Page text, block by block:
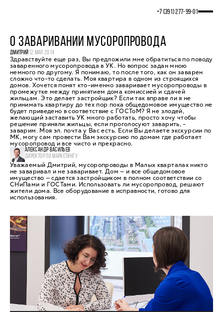
+7 (391) 277‒99‒01
О ЗАВАРИВАНИИ МУСОРОПРОВОДА
ДМИТРИЙ 12 МАЯ 2014
Здравствуйте еще раз, Вы предложили мне обратиться по поводу
заваренного мусоропровода в УК. Но вопрос задан мною
немного по другому. Я понимаю, то после того, как он заварен
сложно что-то сделать. Моя квартира в одном из строящихся
домов. Хочется понят кто-именно заваривает мусоропроводы в
промежутке между принятием дома комиссией и сдачей
жильцам. Это делает застройщик? Если так вправе ли я не
принимать квартиру до тех пор пока общедомовое имущество не
будет приведено в соответствие с ГОСТоМ? Я не злодей,
желающий заставить УК много работать, просто хочу чтобы
решение приняли жильцы, если проголосуют заварить, -
заварим. Моя эл. почта у Вас есть. Если Вы делаете экскурсии по
МК, могу сам провести Вам экскурсию по домам где работает
мусоропровод и все чисто и прекрасно.
АЛЕКСАНДР ВАСИЛЬЕВ
ДИРЕКТОР ПО МАРКЕТИНГУ
Уважаемый Дмитрий, мусоропроводы в Малых кварталах никто
не заваривал и не заваривает. Дом — и все общедомовое
имущество — сдается застройщиком в полном соответствии со
СНиПами и ГОСТами. Использовать ли мусоропровод, решают
жители дома. Все оборудование в исправности, готово для
использования.